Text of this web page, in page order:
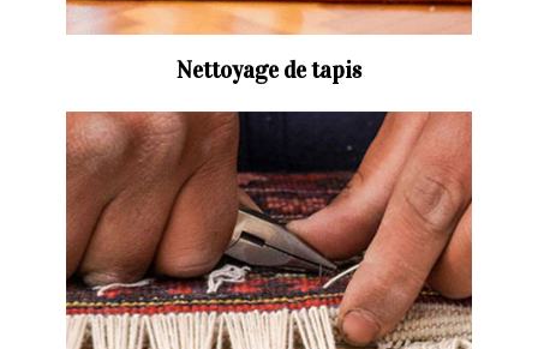
Nettoyage de tapis